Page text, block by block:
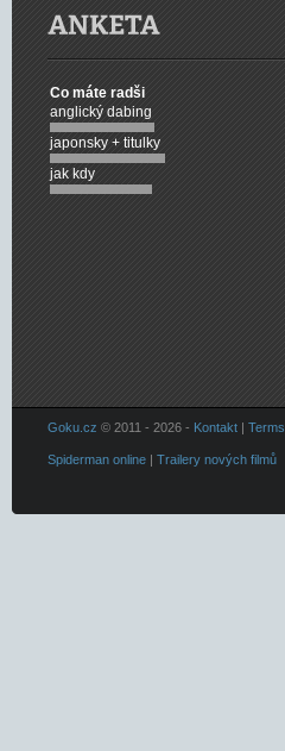
Co máte radši
anglický dabing
japonsky + titulky
jak kdy
Goku.cz © 2011 - 2026 - Kontakt | Terms
Spiderman online | Trailery nových filmů